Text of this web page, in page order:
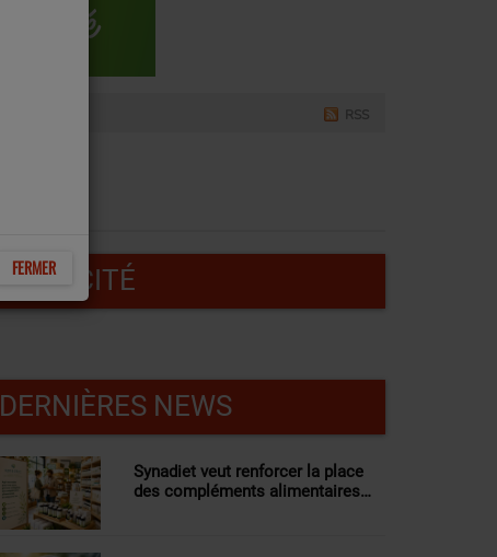
RSS
PUBLICITÉ
DERNIÈRES NEWS
Synadiet veut renforcer la place
des compléments alimentaires
FERMER